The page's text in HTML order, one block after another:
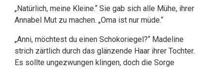
„Natürlich, meine Kleine.“ Sie gab sich alle Mühe, ihrer
Annabel Mut zu machen. „Oma ist nur müde.“
„Anni, möchtest du einen Schokoriegel?“ Madeline
strich zärtlich durch das glänzende Haar ihrer Tochter.
Es sollte ungezwungen klingen, doch die Sorge